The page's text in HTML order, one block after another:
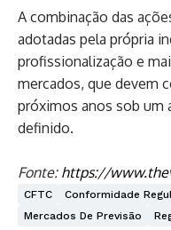
A combinação das
adotadas pela própria
profissionalização e
mercados, que devem
próximos anos sob um
definido.
Fonte: https://
CFTC Conformidade
Mercados De Previsão